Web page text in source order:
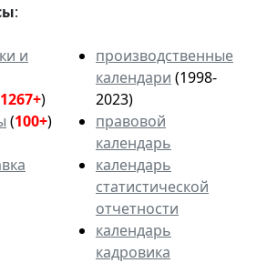
:
и
1267+)
(100+)
производственные
календари (1998-
2023)
правовой
календарь
календарь
статистической
отчетности
календарь
кадровика